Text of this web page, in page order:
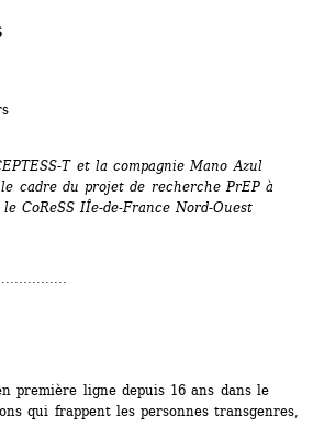
T et la compagnie Mano Azul
cadre du projet de recherche PrEP à
CoReSS IÎe-de-France Nord-Ouest
première ligne depuis 16 ans dans le
qui frappent les personnes transgenres,